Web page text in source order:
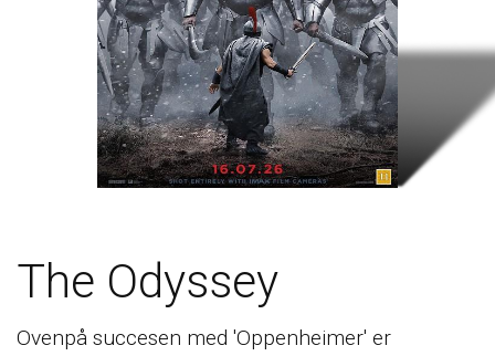
The Odyssey
Ovenpå succesen med 'Oppenheimer' er